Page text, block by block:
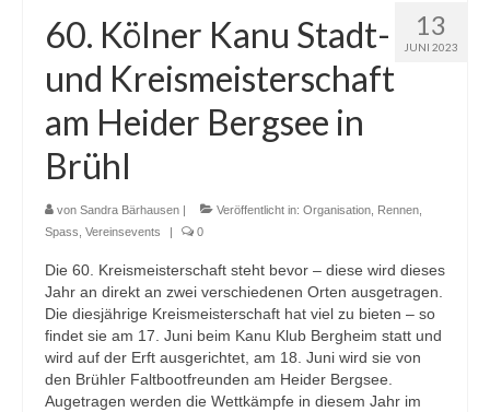
13
JUNI 2023
60. Kölner Kanu Stadt-
und Kreismeisterschaft
am Heider Bergsee in
Brühl
von Sandra Bärhausen Veröffentlicht in: Organisation Rennen
Spass Vereinsevents 0
Die 60. Kreismeisterschaft steht bevor – diese wird dieses
Jahr an direkt an zwei verschiedenen Orten ausgetragen.
Die diesjährige Kreismeisterschaft hat viel zu bieten – so
findet sie am 17. Juni beim Kanu Klub Bergheim statt und
wird auf der Erft ausgerichtet, am 18. Juni wird sie von
den Brühler Faltbootfreunden am Heider Bergsee.
Augetragen werden die Wettkämpfe in diesem Jahr im